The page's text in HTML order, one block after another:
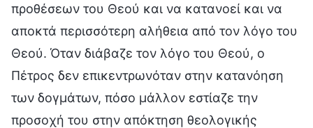
προθέσεων του Θεού και να κατανοεί και να
αποκτά περισσότερη αλήθεια από τον λόγο του
Θεού. Όταν διάβαζε τον λόγο του Θεού, ο
Πέτρος δεν επικεντρωνόταν στην κατανόηση
των δογμάτων, πόσο μάλλον εστίαζε την
προσοχή του στην απόκτηση θεολογικής